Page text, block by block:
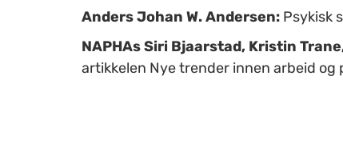
Anders Johan W. Andersen: Psykisk
NAPHAs Siri Bjaarstad, Kristin
artikkelen Nye trender innen arbeid